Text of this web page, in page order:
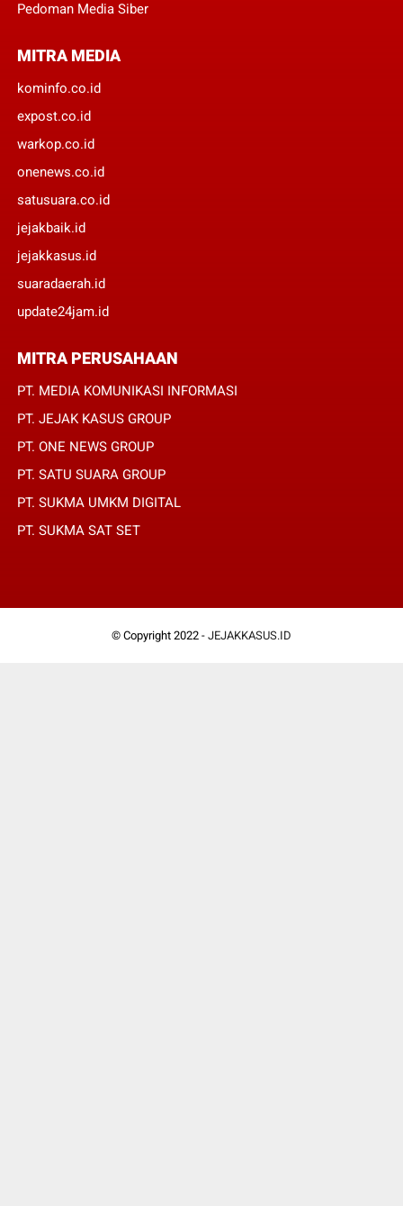
Pedoman Media Siber
MITRA MEDIA
kominfo.co.id
expost.co.id
warkop.co.id
onenews.co.id
satusuara.co.id
jejakbaik.id
jejakkasus.id
suaradaerah.id
update24jam.id
MITRA PERUSAHAAN
PT. MEDIA KOMUNIKASI INFORMASI
PT. JEJAK KASUS GROUP
PT. ONE NEWS GROUP
PT. SATU SUARA GROUP
PT. SUKMA UMKM DIGITAL
PT. SUKMA SAT SET
© Copyright 2022 - JEJAKKASUS.ID